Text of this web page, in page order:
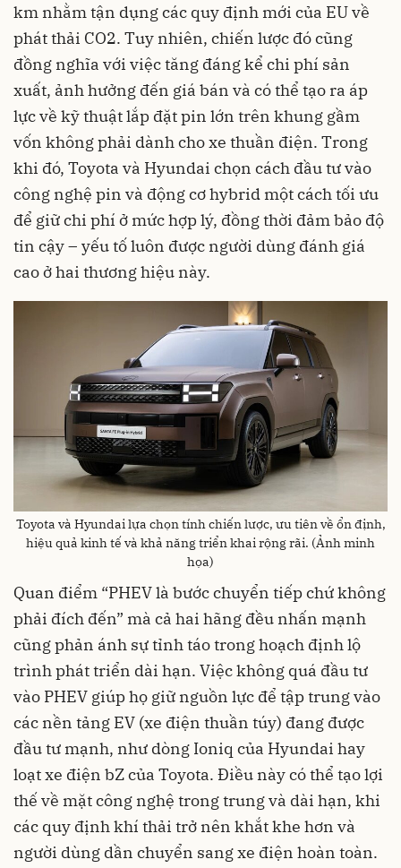
km nhằm tận dụng các quy định mới của EU về
phát thải CO2. Tuy nhiên, chiến lược đó cũng
đồng nghĩa với việc tăng đáng kể chi phí sản
xuất, ảnh hưởng đến giá bán và có thể tạo ra áp
lực về kỹ thuật lắp đặt pin lớn trên khung gầm
vốn không phải dành cho xe thuần điện. Trong
khi đó, Toyota và Hyundai chọn cách đầu tư vào
công nghệ pin và động cơ hybrid một cách tối ưu
để giữ chi phí ở mức hợp lý, đồng thời đảm bảo độ
tin cậy – yếu tố luôn được người dùng đánh giá
cao ở hai thương hiệu này.
Toyota và Hyundai lựa chọn tính chiến lược, ưu tiên về ổn định,
hiệu quả kinh tế và khả năng triển khai rộng rãi. (Ảnh minh
họa)
Quan điểm “PHEV là bước chuyển tiếp chứ không
phải đích đến” mà cả hai hãng đều nhấn mạnh
cũng phản ánh sự tỉnh táo trong hoạch định lộ
trình phát triển dài hạn. Việc không quá đầu tư
vào PHEV giúp họ giữ nguồn lực để tập trung vào
các nền tảng EV (xe điện thuần túy) đang được
đầu tư mạnh, như dòng Ioniq của Hyundai hay
loạt xe điện bZ của Toyota. Điều này có thể tạo lợi
thế về mặt công nghệ trong trung và dài hạn, khi
các quy định khí thải trở nên khắt khe hơn và
người dùng dần chuyển sang xe điện hoàn toàn.